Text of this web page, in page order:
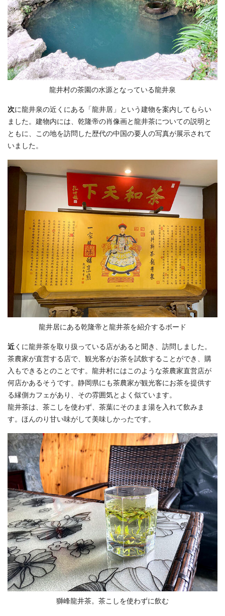
龍井村の茶園の水源となっている龍井泉
次に龍井泉の近くにある「龍井居」という建物を案内してもらい
ました。建物内には、乾隆帝の肖像画と龍井茶についての説明と
ともに、この地を訪問した歴代の中国の要人の写真が展示されて
いました。
龍井居にある乾隆帝と龍井茶を紹介するボード
近 くに龍井茶を取り扱っている店があると聞き、訪問しました。
茶農家が直営する店で、観光客がお茶を試飲することができ、購
入もできるとのことです。龍井村にはこのような茶農家直営店が
何店かあるそうです。静岡県にも茶農家が観光客にお茶を提供す
る縁側カフェがあり、その雰囲気とよく似ています。
龍井茶は、茶こしを使わず、茶葉にそのまま湯を入れて飲みま
す。ほんのり甘い味がして美味しかったです。
獅峰龍井茶。茶こしを使わずに飲む